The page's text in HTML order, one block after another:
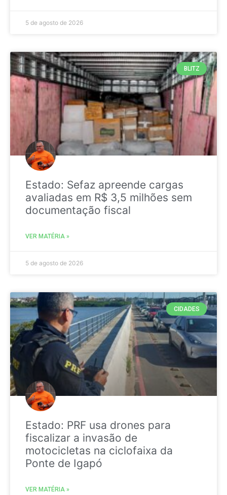
5 de agosto de 2026
BLITZ
Estado: Sefaz apreende cargas
avaliadas em R$ 3,5 milhões sem
documentação fiscal
VER MATÉRIA »
5 de agosto de 2026
CIDADES
Estado: PRF usa drones para
fiscalizar a invasão de
motocicletas na ciclofaixa da
Ponte de Igapó
VER MATÉRIA »